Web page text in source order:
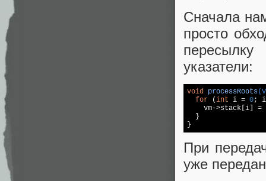
Сначала
просто
указатели:
void processRoots
for (int i = 0; i
    vm->
stack [i] =
  }
}
При
уже